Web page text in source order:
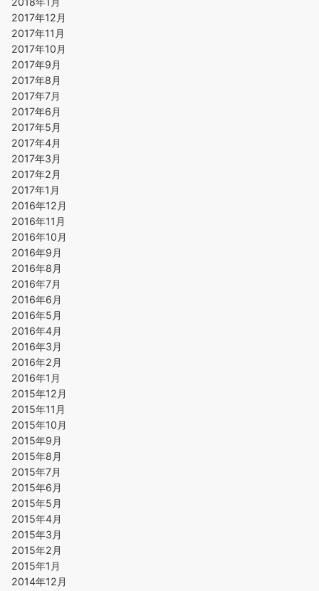
2017年12月
2017年11月
2017年10月
2017年9月
2017年8月
2017年7月
2017年6月
2017年5月
2017年4月
2017年3月
2017年2月
2017年1月
2016年12月
2016年11月
2016年10月
2016年9月
2016年8月
2016年7月
2016年6月
2016年5月
2016年4月
2016年3月
2016年2月
2016年1月
2015年12月
2015年11月
2015年10月
2015年9月
2015年8月
2015年7月
2015年6月
2015年5月
2015年4月
2015年3月
2015年2月
2015年1月
2014年12月